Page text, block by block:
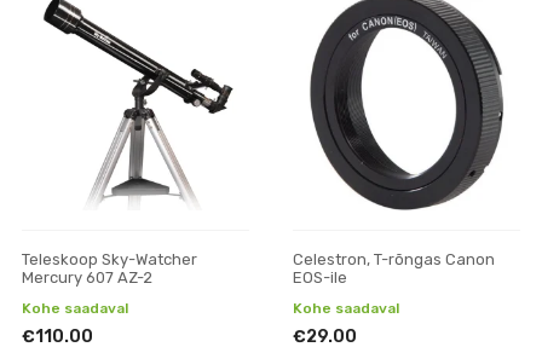
Teleskoop Sky-Watcher
Mercury 607 AZ-2
Kohe saadaval
€110.00
Celestron, T-rõngas Canon
EOS-ile
Kohe saadaval
€29.00